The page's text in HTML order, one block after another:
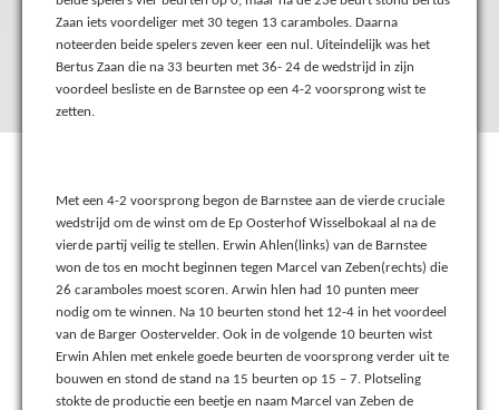
Zaan iets voordeliger met 30 tegen 13 caramboles. Daarna
noteerden beide spelers zeven keer een nul. Uiteindelijk was het
Bertus Zaan die na 33 beurten met 36- 24 de wedstrijd in zijn
voordeel besliste en de Barnstee op een 4-2 voorsprong wist te
zetten.
Met een 4-2 voorsprong begon de Barnstee aan de vierde cruciale
wedstrijd om de winst om de Ep Oosterhof Wisselbokaal al na de
vierde partij veilig te stellen. Erwin Ahlen(links) van de Barnstee
won de tos en mocht beginnen tegen Marcel van Zeben(rechts) die
26 caramboles moest scoren. Arwin hlen had 10 punten meer
nodig om te winnen. Na 10 beurten stond het 12-4 in het voordeel
van de Barger Oostervelder. Ook in de volgende 10 beurten wist
Erwin Ahlen met enkele goede beurten de voorsprong verder uit te
bouwen en stond de stand na 15 beurten op 15 – 7. Plotseling
stokte de productie een beetje en naam Marcel van Zeben de